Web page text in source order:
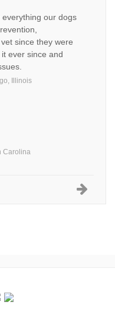
our dogs
since they were
ever since and
Illinois
Carolina